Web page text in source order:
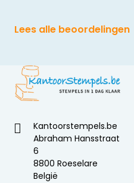
Lees alle beoordelingen
Kantoorstempels.be
Abraham Hansstraat
6
8800 Roeselare
België